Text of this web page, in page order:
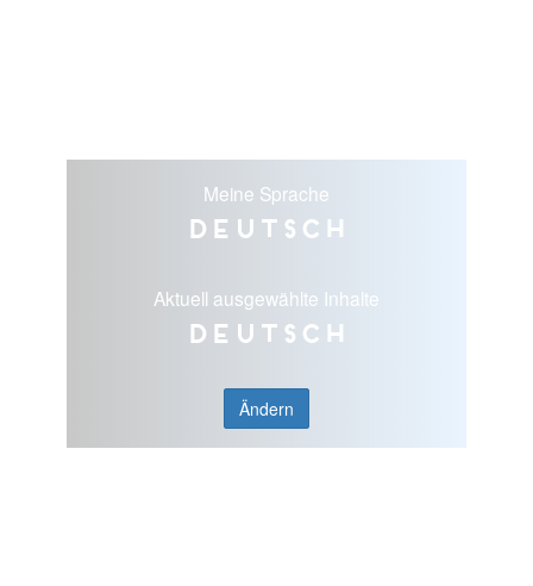
Meine Sprache
Deutsch
Aktuell ausgewählte Inhalte
Deutsch
Ändern